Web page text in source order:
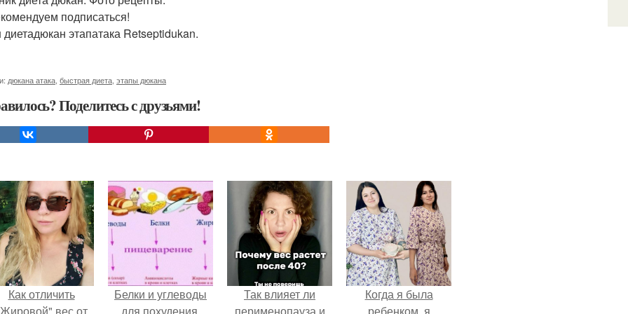
подписаться!
этапатака Retseptidukan.
дюкана атака быстрая диета этапы дюкана
Поделитесь с друзьями!
Как отличить
Белки и углеводы
Так влияет ли
Когда я была